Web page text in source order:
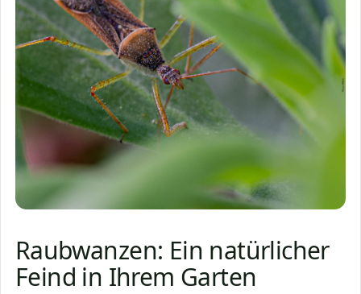
Raubwanzen: Ein natürlicher
Feind in Ihrem Garten